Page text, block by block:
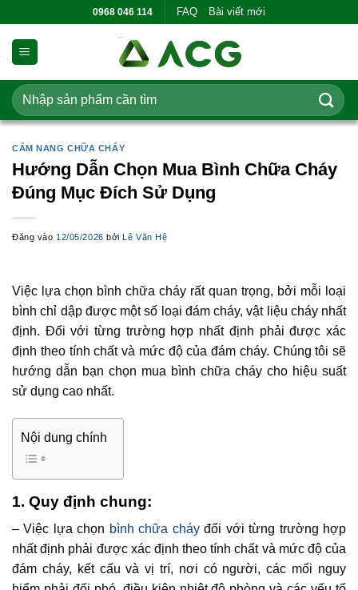
dung
0968 046 114 FAQ Bài viết mới
Tìm
kiếm:
CẨM NANG CHỮA CHÁY
Hướng Dẫn Chọn Mua Bình Chữa Cháy
Đúng Mục Đích Sử Dụng
Đăng vào 12/05/2026 bởiLê Văn Hệ
Việc lựa chọn bình chữa cháy rất quan trọng, bởi mỗi loại
bình chỉ dập được một số loại đám cháy, vật liệu cháy nhất
định. Đối với từng trường hợp nhất định phải được xác
định theo tính chất và mức độ của đám cháy. Chúng tôi sẽ
hướng dẫn bạn chọn mua bình chữa cháy cho hiệu suất
sử dụng cao nhất.
Nội dung chính
1. Quy định chung:
– Việc lựa chọn bình chữa cháyđối với từng trường hợp
nhất định phải được xác định theo tính chất và mức độ của
đám cháy, kết cấu và vị trí, nơi có người, các mối nguy